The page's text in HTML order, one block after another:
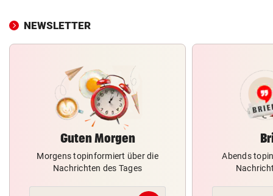
NEWSLETTER
Guten Morgen
Morgens topinformiert über die
Nachrichten des Tages
Abends